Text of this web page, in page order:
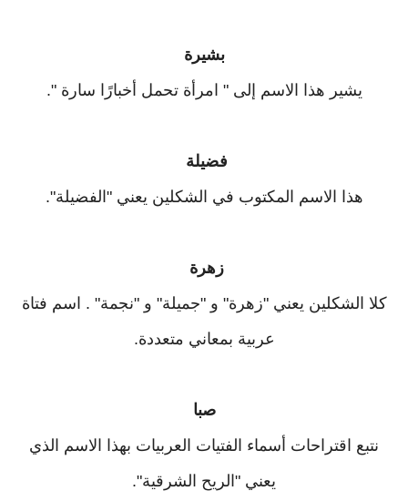
بشيرة
يشير هذا الاسم إلى " امرأة تحمل أخبارًا سارة ".
فضيلة
هذا الاسم المكتوب في الشكلين يعني "الفضيلة".
زهرة
كلا الشكلين يعني "زهرة" و "جميلة" و "نجمة" . اسم فتاة
عربية بمعاني متعددة.
صبا
نتبع اقتراحات أسماء الفتيات العربيات بهذا الاسم الذي
يعني "الريح الشرقية".